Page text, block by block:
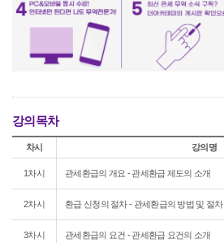
강의목차
차시 강의명
1차시 관세환급의 개요 - 관세환급 제도의 소개
2차시 환급 신청의 절차 - 관세환급의 방법 및 절차
3차시 관세환급의 요건 - 관세환급 요건의 소개